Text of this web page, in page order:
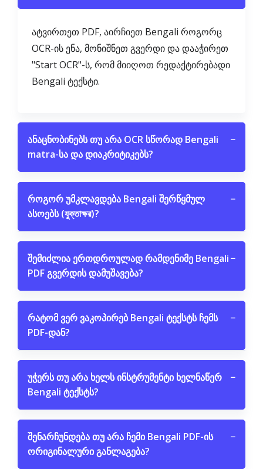
ატვირთეთ PDF, აირჩიეთ Bengali როგორც
OCR-ის ენა, მონიშნეთ გვერდი და დააჭირეთ
"Start OCR"-ს, რომ მიიღოთ რედაქტირებადი
Bengali ტექსტი.
ანაცნობინებს თუ არა OCR სწორად Bengali
matra-სა და დიაკრიტიკებს?
−
როგორ უმკლავდება Bengali შერწყმულ
ასოებს (যুক্তাক্ষর)?
−
შემიძლია ერთდროულად რამდენიმე Bengali
PDF გვერდის დამუშავება?
−
რატომ ვერ ვაკოპირებ Bengali ტექსტს ჩემს
PDF-დან?
−
უჭერს თუ არა ხელს ინსტრუმენტი ხელნაწერ
Bengali ტექსტს?
−
შენარჩუნდება თუ არა ჩემი Bengali PDF-ის
ორიგინალური განლაგება?
−